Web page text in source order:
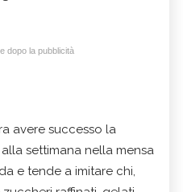
dopo la pubblicità
avere successo la
settimana nella mensa
e tende a imitare chi,